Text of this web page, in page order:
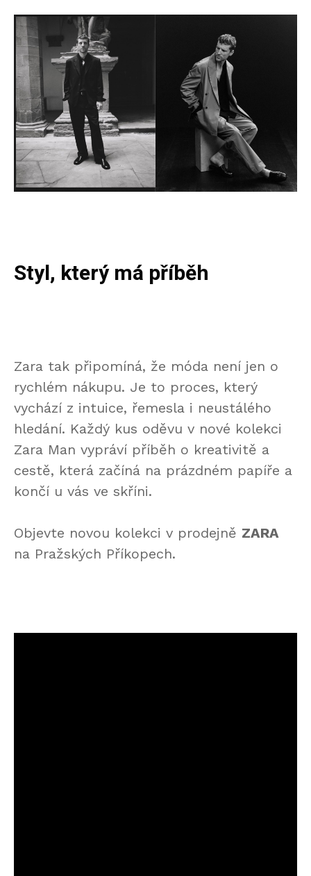
Styl, který má příběh
Zara tak připomíná, že móda není jen o
rychlém nákupu. Je to proces, který
vychází z intuice, řemesla i neustálého
hledání. Každý kus oděvu v nové kolekci
Zara Man vypráví příběh o kreativitě a
cestě, která začíná na prázdném papíře a
končí u vás ve skříni.
Objevte novou kolekci v prodejně ZARA
na Pražských Příkopech.